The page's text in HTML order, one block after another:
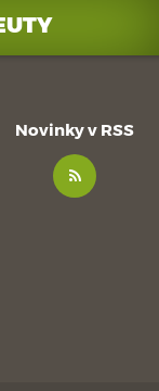
Novinky v RSS